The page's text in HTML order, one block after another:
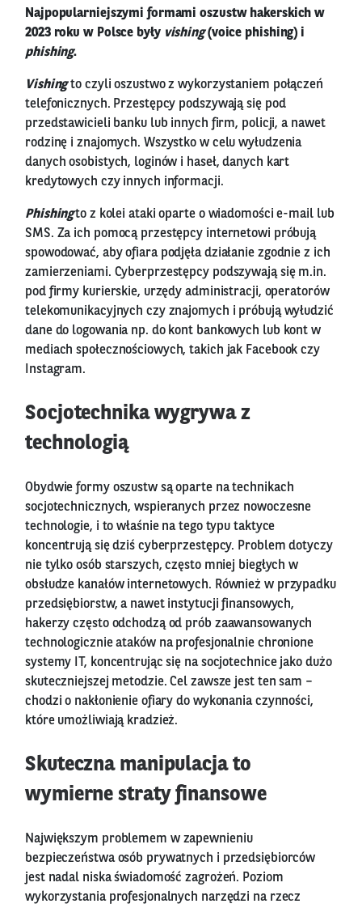
Najpopularniejszymi formami oszustw hakerskich w
2023 roku w Polsce były vishing(voice phishing) i
phishing.
Vishingto czyli oszustwo z wykorzystaniem połączeń
telefonicznych. Przestępcy podszywają się pod
przedstawicieli banku lub innych firm, policji, a nawet
rodzinę i znajomych. Wszystko w celu wyłudzenia
danych osobistych, loginów i haseł, danych kart
kredytowych czy innych informacji.
Phishingto z kolei ataki oparte o wiadomości e-mail lub
SMS. Za ich pomocą przestępcy internetowi próbują
spowodować, aby ofiara podjęła działanie zgodnie z ich
zamierzeniami. Cyberprzestępcy podszywają się m.in.
pod firmy kurierskie, urzędy administracji, operatorów
telekomunikacyjnych czy znajomych i próbują wyłudzić
dane do logowania np. do kont bankowych lub kont w
mediach społecznościowych, takich jak Facebook czy
Instagram.
Socjotechnika wygrywa z
technologią
Obydwie formy oszustw są oparte na technikach
socjotechnicznych, wspieranych przez nowoczesne
technologie, i to właśnie na tego typu taktyce
koncentrują się dziś cyberprzestępcy. Problem dotyczy
nie tylko osób starszych, często mniej biegłych w
obsłudze kanałów internetowych. Również w przypadku
przedsiębiorstw, a nawet instytucji finansowych,
hakerzy często odchodzą od prób zaawansowanych
technologicznie ataków na profesjonalnie chronione
systemy IT, koncentrując się na socjotechnice jako dużo
skuteczniejszej metodzie. Cel zawsze jest ten sam –
chodzi o nakłonienie ofiary do wykonania czynności,
które umożliwiają kradzież.
Skuteczna manipulacja to
wymierne straty finansowe
Największym problemem w zapewnieniu
bezpieczeństwa osób prywatnych i przedsiębiorców
jest nadal niska świadomość zagrożeń. Poziom
wykorzystania profesjonalnych narzędzi na rzecz